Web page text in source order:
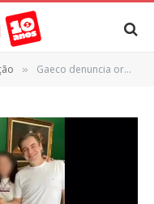
» Gaeco denuncia organização criminosa do Clã Razuk por planejamento de assassinatos